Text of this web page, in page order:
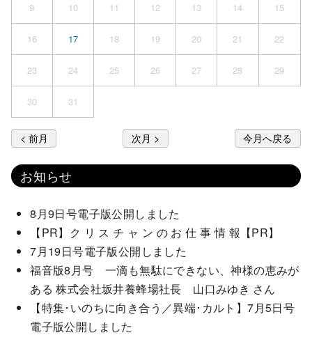
9 10 11 12 13 14 15
16 17 18 19 20 21 22
23 24 25 26 27 28 29
30 31
< 前月 次月 > 今月へ戻る
お知らせ
8月9日号電子版公開しました
【PR】ク リ ス チ ャ ン の お 仕 事 情 報【PR】
7月19日号電子版公開しました
福音版8月号 一滴も無駄にできない、神様の恵みが
ある 株式会社坂井養蜂場社長 山口みゆき さん
【特集･いのちに向き合う／異端･カルト】7月5日号
電子版公開しました